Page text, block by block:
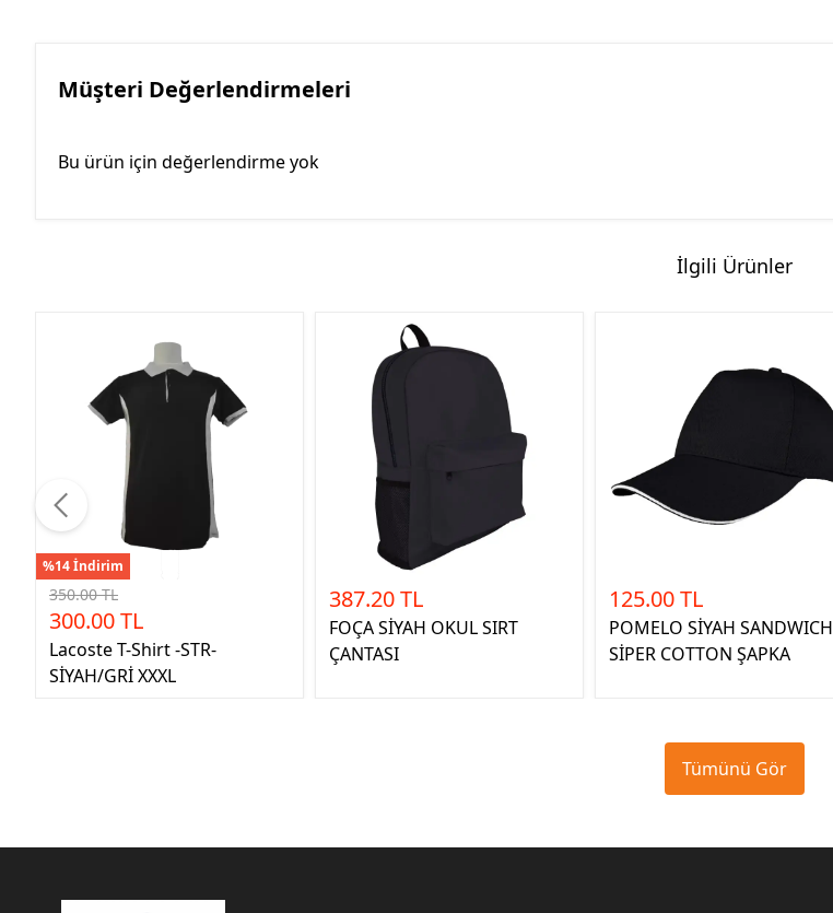
Müşteri Değerlendirmeleri
Bu ürün için değerlendirme yok
İlgili Ürünler
%14 İndirim
350.00 TL
300.00 TL
Lacoste T-Shirt -STR-
SİYAH/GRİ XXXL
387.20 TL
FOÇA SİYAH OKUL SIRT
ÇANTASI
125.00 TL
POMELO SİYAH SANDWICH
SİPER COTTON ŞAPKA
Tümünü Gör